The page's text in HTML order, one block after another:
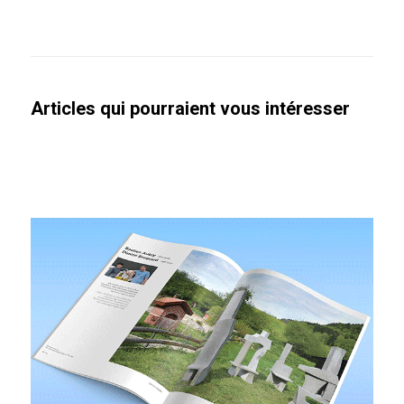
Articles qui pourraient vous intéresser